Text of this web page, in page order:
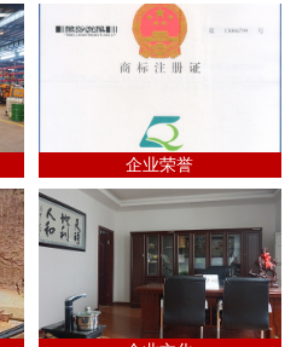
企业荣誉